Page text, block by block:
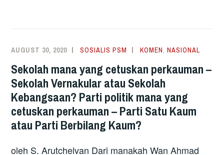
AUGUST 30, 2020 SOSIALIS PSM KOMEN,NASIONAL
Sekolah mana yang cetuskan perkauman –
Sekolah Vernakular atau Sekolah
Kebangsaan? Parti politik mana yang
cetuskan perkauman – Parti Satu Kaum
atau Parti Berbilang Kaum?
oleh S. Arutchelvan Dari manakah Wan Ahmad